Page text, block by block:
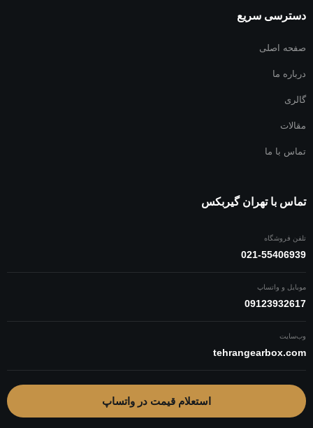
دسترسی سریع
صفحه اصلی
درباره ما
گالری
مقالات
تماس با ما
تماس با تهران گیربکس
تلفن فروشگاه
021-55406939
موبایل و واتساپ
09123932617
وب‌سایت
tehrangearbox.com
استعلام قیمت در واتساپ